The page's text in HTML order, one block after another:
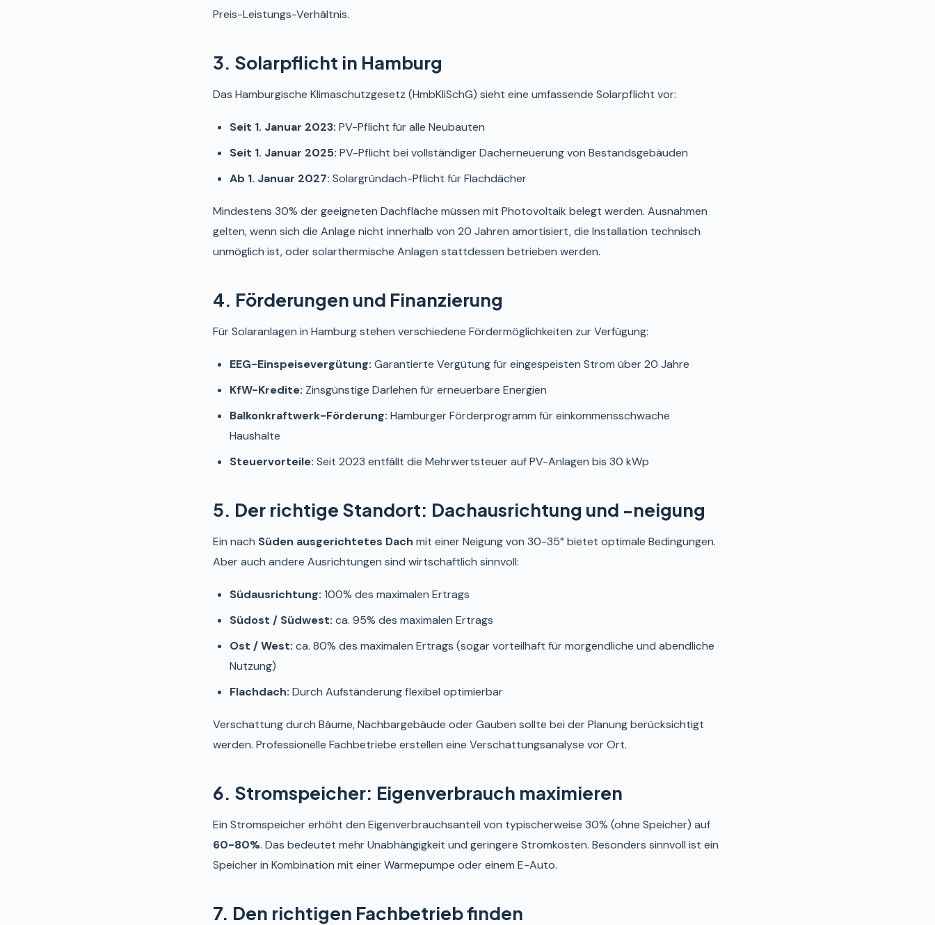
Preis-Leistungs-Verhältnis.
3. Solarpflicht in Hamburg
Das Hamburgische Klimaschutzgesetz (HmbKliSchG) sieht eine umfassende Solarpflicht vor:
Seit 1. Januar 2023: PV-Pflicht für alle Neubauten
Seit 1. Januar 2025: PV-Pflicht bei vollständiger Dacherneuerung von Bestandsgebäuden
Ab 1. Januar 2027: Solargründach-Pflicht für Flachdächer
Mindestens 30% der geeigneten Dachfläche müssen mit Photovoltaik belegt werden. Ausnahmen
gelten, wenn sich die Anlage nicht innerhalb von 20 Jahren amortisiert, die Installation technisch
unmöglich ist, oder solarthermische Anlagen stattdessen betrieben werden.
4. Förderungen und Finanzierung
Für Solaranlagen in Hamburg stehen verschiedene Fördermöglichkeiten zur Verfügung:
EEG-Einspeisevergütung: Garantierte Vergütung für eingespeisten Strom über 20 Jahre
KfW-Kredite: Zinsgünstige Darlehen für erneuerbare Energien
Balkonkraftwerk-Förderung: Hamburger Förderprogramm für einkommensschwache
Haushalte
Steuervorteile: Seit 2023 entfällt die Mehrwertsteuer auf PV-Anlagen bis 30 kWp
5. Der richtige Standort: Dachausrichtung und -neigung
Ein nach Süden ausgerichtetes Dach mit einer Neigung von 30-35° bietet optimale Bedingungen.
Aber auch andere Ausrichtungen sind wirtschaftlich sinnvoll:
Südausrichtung: 100% des maximalen Ertrags
Südost / Südwest: ca. 95% des maximalen Ertrags
Ost / West: ca. 80% des maximalen Ertrags (sogar vorteilhaft für morgendliche und abendliche
Nutzung)
Flachdach: Durch Aufständerung flexibel optimierbar
Verschattung durch Bäume, Nachbargebäude oder Gauben sollte bei der Planung berücksichtigt
werden. Professionelle Fachbetriebe erstellen eine Verschattungsanalyse vor Ort.
6. Stromspeicher: Eigenverbrauch maximieren
Ein Stromspeicher erhöht den Eigenverbrauchsanteil von typischerweise 30% (ohne Speicher) auf
60-80%. Das bedeutet mehr Unabhängigkeit und geringere Stromkosten. Besonders sinnvoll ist ein
Speicher in Kombination mit einer Wärmepumpe oder einem E-Auto.
7. Den richtigen Fachbetrieb finden